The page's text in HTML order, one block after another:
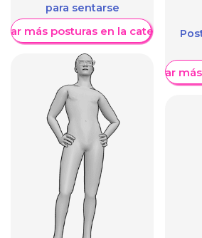
para sentarse
más posturas en la categoría
Mostrar